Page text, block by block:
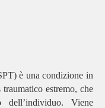
è una condizione in
estremo, che
dell’individuo. Viene